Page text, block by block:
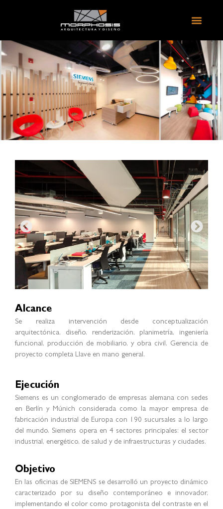
Alcance
Se realiza intervención desde conceptualización
arquitectónica, diseño, renderización, planimetría, ingeniería
funcional, producción de mobiliario, y obra civil. Gerencia de
proyecto completa Llave en mano general.
Ejecución
Siemens es un conglomerado de empresas alemana con sedes
en Berlín y Múnich considerada como la mayor empresa de
fabricación industrial de Europa con 190 sucursales a lo largo
del mundo. Siemens opera en 4 sectores principales: el sector
industrial, energético, de salud y de infraestructuras y ciudades.
Objetivo
En las oficinas de SIEMENS se desarrolló un proyecto dinámico
caracterizado por su diseño contemporáneo e innovador,
implementando el color como protagonista del contraste en el